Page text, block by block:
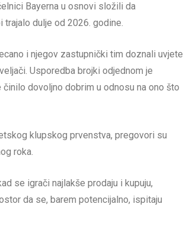
Bayerna u osnovi složili da
dulje od 2026. godine.
i njegov zastupnički tim doznali uvjete
Usporedba brojki odjednom je
dovoljno dobrim u odnosu na ono što
klupskog prvenstva, pregovori su
roka.
se igrači najlakše prodaju i kupuju,
da se, barem potencijalno, ispitaju